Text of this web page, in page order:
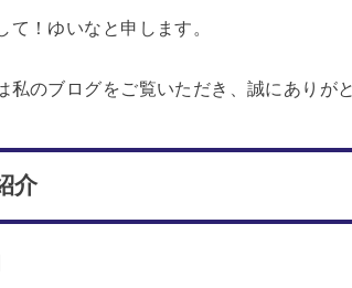
て！ゆいなと申します。
私のブログをご覧いただき、誠にありが
介